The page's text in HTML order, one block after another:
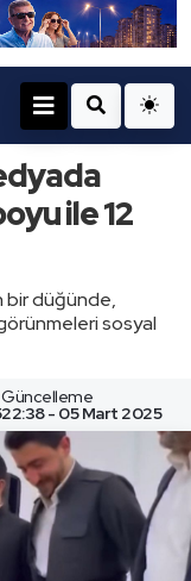
ile 12
bir düğünde,
sosyal
Güncelleme
22:38 - 05 Mart 2025